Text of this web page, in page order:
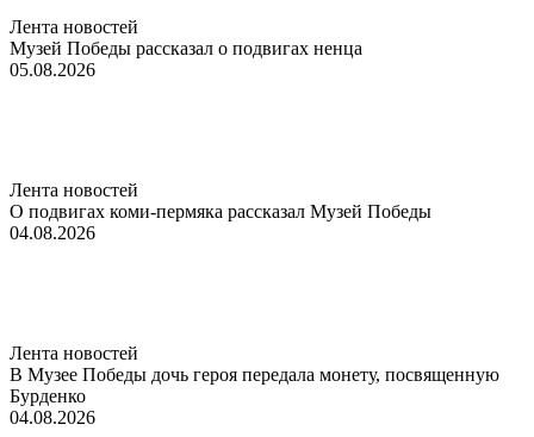
Лента новостей
Музей Победы рассказал о подвигах ненца
05.08.2026
Лента новостей
О подвигах коми-пермяка рассказал Музей Победы
04.08.2026
Лента новостей
В Музее Победы дочь героя передала монету, посвященную
Бурденко
04.08.2026